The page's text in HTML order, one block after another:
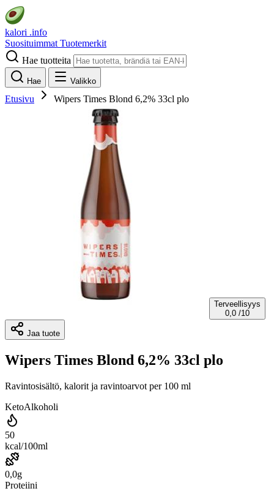
kalori .info
Suosituimmat Tuotemerkit
Hae tuotteita
Hae Valikko
Etusivu Wipers Times Blond 6,2% 33cl plo
Terveellisyys
0,0 /10
Jaa tuote
Wipers Times Blond 6,2% 33cl plo
Ravintosisältö, kalorit ja ravintoarvot per 100 ml
KetoAlkoholi
50
kcal/100ml
0,0g
Proteiini